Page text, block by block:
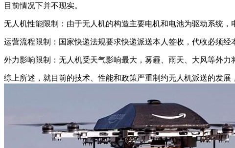
目前情况下并不现实。
无人机性能限制：由于无人机的构造主要电机和电池为驱动系统
运营流程限制：国家快递法规要求快递派送本人签收，代收必须
外力影响限制：无人机受天气影响最大，雾霾、雨天、大风等外
综上所述，就目前的技术、性能和政策严重制约无人机派送的发